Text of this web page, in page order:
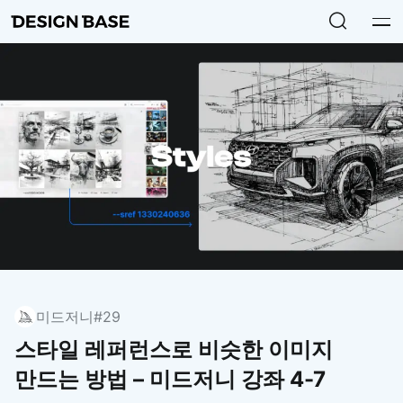
미드저니#29
스타일 레퍼런스로 비슷한 이미지
만드는 방법 – 미드저니 강좌 4-7